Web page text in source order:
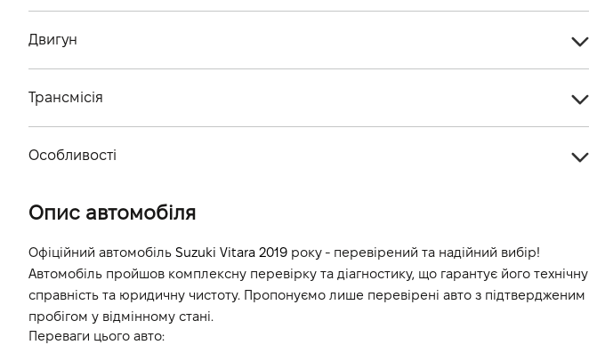
Кiлькiсть мiсць, шт
Двигун
Об'єм двигуна (см.куб.)
Витрати пального, л/100 км (змішаний)
Викиди CO2, г/км (змішаний)
Динаміка розгону 0-100 км/г -
Трансмісія
Особливості
Опис автомобіля
Офіційний автомобіль Suzuki Vitara 2019 року - перевірений та надійний вибір!
Автомобіль пройшов комплексну перевірку та діагностику, що гарантує його технічну
справність та юридичну чистоту. Пропонуємо лише перевірені авто з підтвердженим
пробігом у відмінному стані.
Переваги цього авто: